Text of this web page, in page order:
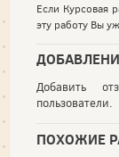
Если Курсовая
эту работу Вы
Добавить
пользователи.
ПОХОЖИЕ